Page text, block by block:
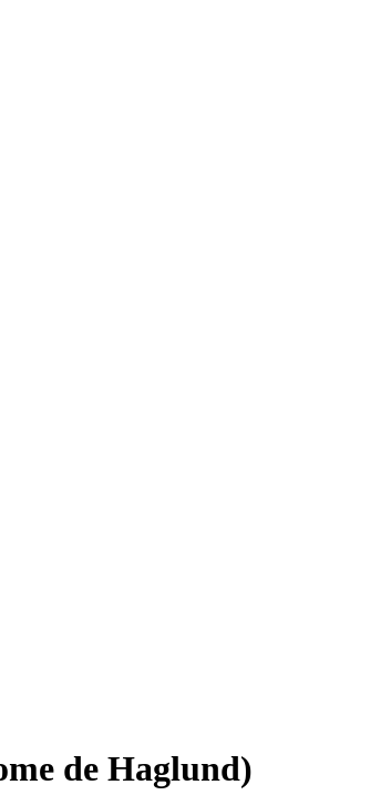
de Haglund)